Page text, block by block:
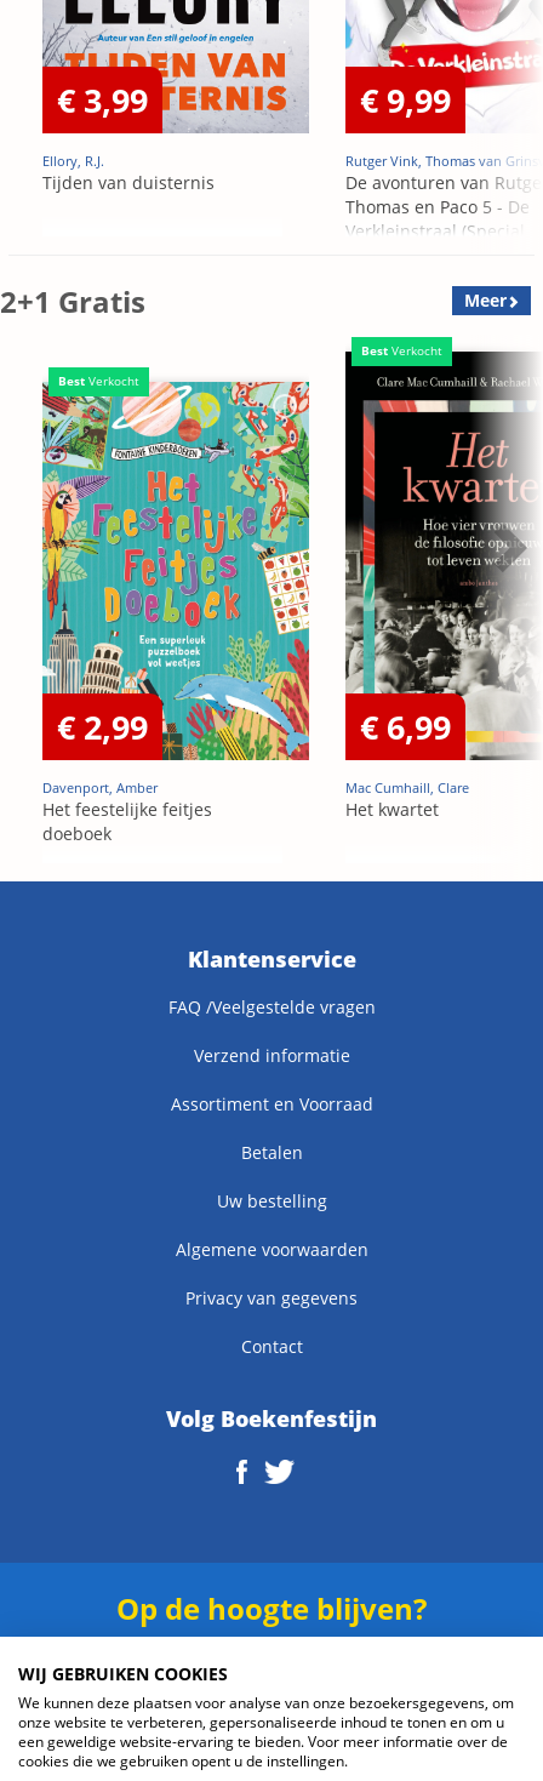
€ 3,99
Ellory, R.J.
Tijden van duisternis
€ 9,99
Rutger Vink, Thomas van
De avonturen van
Thomas en Paco 5 - De
Verkleinstraal (Special
2+1 Gratis Meer
Best Verkocht
€ 2,99
Davenport, Amber
Het feestelijke feitjes
doeboek
Best Verkocht
€ 6,99
Mac Cumhaill, Clare
Het kwartet
Klantenservice
FAQ /Veelgestelde vragen
Verzend informatie
Assortiment en Voorraad
Betalen
Uw bestelling
Algemene voorwaarden
Privacy van gegevens
Contact
Volg Boekenfestijn
Op de hoogte blijven?
WIJ GEBRUIKEN COOKIES
We kunnen deze plaatsen voor analyse van onze bezoekersgegevens, om
onze website te verbeteren, gepersonaliseerde inhoud te tonen en om u
een geweldige website-ervaring te bieden. Voor meer informatie over de
cookies die we gebruiken opent u de instellingen.